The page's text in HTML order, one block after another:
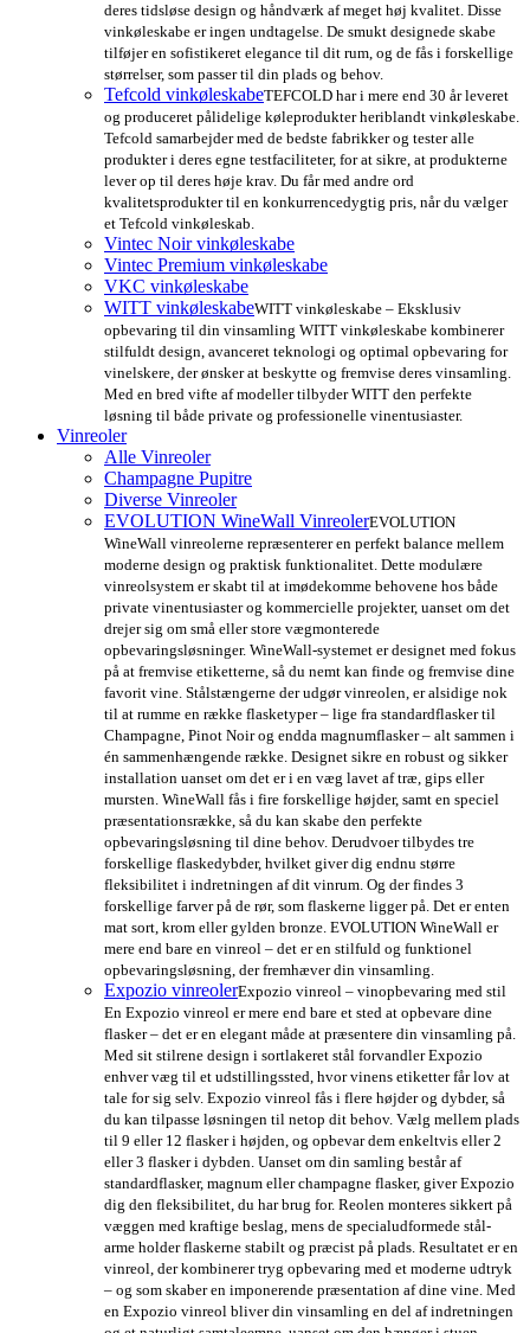
deres tidsløse design og håndværk af meget høj kvalitet. Disse
vinkøleskabe er ingen undtagelse. De smukt designede skabe
tilføjer en sofistikeret elegance til dit rum, og de fås i forskellige
størrelser, som passer til din plads og behov.
Tefcold vinkøleskabeTEFCOLD har i mere end 30 år leveret
og produceret pålidelige køleprodukter heriblandt vinkøleskabe.
Tefcold samarbejder med de bedste fabrikker og tester alle
produkter i deres egne testfaciliteter, for at sikre, at produkterne
lever op til deres høje krav. Du får med andre ord
kvalitetsprodukter til en konkurrencedygtig pris, når du vælger
et Tefcold vinkøleskab.
Vintec Noir vinkøleskabe
Vintec Premium vinkøleskabe
VKC vinkøleskabe
WITT vinkøleskabeWITT vinkøleskabe – Eksklusiv
opbevaring til din vinsamling WITT vinkøleskabe kombinerer
stilfuldt design, avanceret teknologi og optimal opbevaring for
vinelskere, der ønsker at beskytte og fremvise deres vinsamling.
Med en bred vifte af modeller tilbyder WITT den perfekte
løsning til både private og professionelle vinentusiaster.
Vinreoler
Alle Vinreoler
Champagne Pupitre
Diverse Vinreoler
EVOLUTION WineWall VinreolerEVOLUTION
WineWall vinreolerne repræsenterer en perfekt balance mellem
moderne design og praktisk funktionalitet. Dette modulære
vinreolsystem er skabt til at imødekomme behovene hos både
private vinentusiaster og kommercielle projekter, uanset om det
drejer sig om små eller store vægmonterede
opbevaringsløsninger. WineWall-systemet er designet med fokus
på at fremvise etiketterne, så du nemt kan finde og fremvise dine
favorit vine. Stålstængerne der udgør vinreolen, er alsidige nok
til at rumme en række flasketyper – lige fra standardflasker til
Champagne, Pinot Noir og endda magnumflasker – alt sammen i
én sammenhængende række. Designet sikre en robust og sikker
installation uanset om det er i en væg lavet af træ, gips eller
mursten. WineWall fås i fire forskellige højder, samt en speciel
præsentationsrække, så du kan skabe den perfekte
opbevaringsløsning til dine behov. Derudvoer tilbydes tre
forskellige flaskedybder, hvilket giver dig endnu større
fleksibilitet i indretningen af dit vinrum. Og der findes 3
forskellige farver på de rør, som flaskerne ligger på. Det er enten
mat sort, krom eller gylden bronze. EVOLUTION WineWall er
mere end bare en vinreol – det er en stilfuld og funktionel
opbevaringsløsning, der fremhæver din vinsamling.
Expozio vinreolerExpozio vinreol – vinopbevaring med stil
En Expozio vinreol er mere end bare et sted at opbevare dine
flasker – det er en elegant måde at præsentere din vinsamling på.
Med sit stilrene design i sortlakeret stål forvandler Expozio
enhver væg til et udstillingssted, hvor vinens etiketter får lov at
tale for sig selv. Expozio vinreol fås i flere højder og dybder, så
du kan tilpasse løsningen til netop dit behov. Vælg mellem plads
til 9 eller 12 flasker i højden, og opbevar dem enkeltvis eller 2
eller 3 flasker i dybden. Uanset om din samling består af
standardflasker, magnum eller champagne flasker, giver Expozio
dig den fleksibilitet, du har brug for. Reolen monteres sikkert på
væggen med kraftige beslag, mens de specialudformede stål-
arme holder flaskerne stabilt og præcist på plads. Resultatet er en
vinreol, der kombinerer tryg opbevaring med et moderne udtryk
– og som skaber en imponerende præsentation af dine vine. Med
en Expozio vinreol bliver din vinsamling en del af indretningen